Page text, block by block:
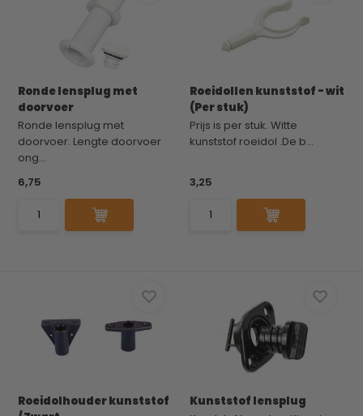
Ronde lensplug met
doorvoer
Ronde lensplug met
doorvoer. Lengte doorvoer
ong...
6,75
Roeidollen kunststof - wit
(Per stuk)
Prijs is per stuk. Witte
kunststof roeidol .De b...
3,25
Roeidolhouder kunststof
Kunststof lensplug